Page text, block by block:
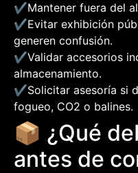
✔️Mantener fuera del
✔️Evitar exhibición
generen confusión.
✔️Validar accesorios
almacenamiento.
✔️Solicitar asesoría si
fogueo, CO2 o balines.
📦 ¿Qué
antes de